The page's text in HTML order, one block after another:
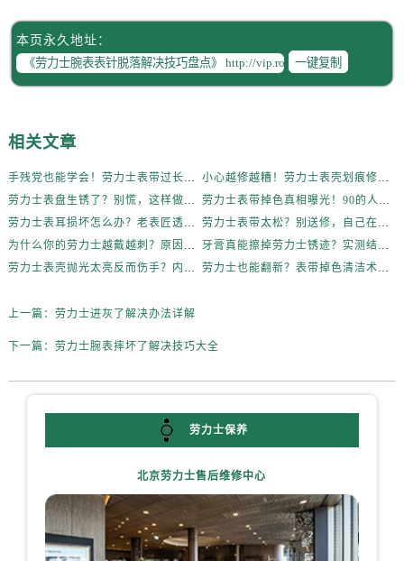
本页永久地址：
一键复制
相关文章
手残党也能学会！劳力士表带过长的DIY调整方法
小心越修越糟！劳力士表壳划痕修复避坑指南
劳力士表盘生锈了？别慌，这样做轻松拯救爱表！
劳力士表带掉色真相曝光！90的人都做错了
劳力士表耳损坏怎么办？老表匠透露实用妙招
劳力士表带太松？别送修，自己在家就能搞定
为什么你的劳力士越戴越刺？原因在这
牙膏真能擦掉劳力士锈迹？实测结果来了
劳力士表壳抛光太亮反而伤手？内行人道出实情
劳力士也能翻新？表带掉色清洁术大揭秘
上一篇： 劳力士进灰了解决办法详解
下一篇： 劳力士腕表摔坏了解决技巧大全
劳力士保养
北京劳力士售后维修中心